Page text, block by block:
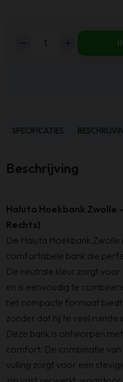
x
82
-
Grijs
-
Rechts
aantal
SPECIFICATIES
Beschrijving
Haluta Hoekbank Zwolle
Rechts)
De Haluta Hoekbank Zwolle
comfortabele bank die
De neutrale kleur zorgt
en is eenvoudig te
het compacte formaat biedt
zonder dat hij te veel ruimte
Deze bank is ontworpen
comfort. De combinatie
vulling zorgt voor een